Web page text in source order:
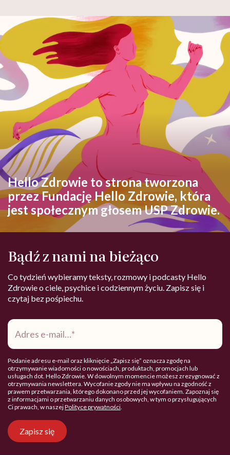
Hello Zdrowie to strona tworzona
przez Fundację Hello Zdrowie, która
jest społecznym głosem USP Zdrowie.
Bądź z nami na bieżąco
Co tydzień wybieramy teksty, rozmowy i podcasty Hello
Zdrowie o ciele, psychice i codziennym życiu. Zapisz się i
czytaj bez pośpiechu.
Adres
mail*
Podanie adresu e-mail oraz kliknięcie „Zapisz się” oznacza zgodę na
otrzymywanie wiadomości o nowościach, produktach, promocjach lub
usługach dot. Hello Zdrowie. W dowolnym momencie możesz zrezygnować z
otrzymywania newslettera. Wycofanie zgody nie ma wpływu na zgodność z
prawem przetwarzania, którego dokonano przed jej wycofaniem. Zapoznaj się
z informacjami o przetwarzaniu danych osobowych, w tym o przysługujących
Ci prawach, w naszejPolityce prywatności.
Zapisz się